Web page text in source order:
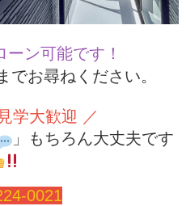
ン可能です！
お尋ねください。
学大歓迎 ／
」もちろん大丈夫です
0021